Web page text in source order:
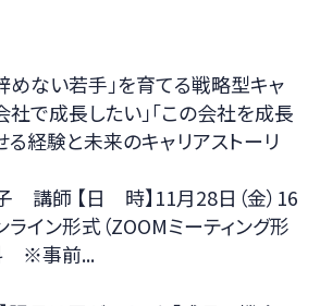
めない若手」を育てる戦略型キャ
社で成長したい」「この会社を成長
る経験と未来のキャリアストーリ
講師 【日 時】11月28日（金）16
イン形式（ZOOMミーティング形
料 ※事前...